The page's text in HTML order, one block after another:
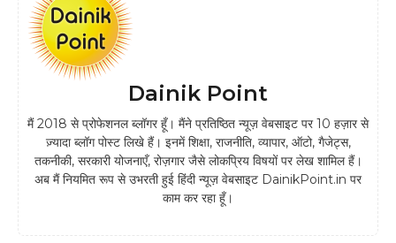
Dainik Point
मैं 2018 से प्रोफेशनल ब्लॉगर हूँ। मैंने प्रतिष्ठित न्यूज़ वेबसाइट पर 10 हज़ार से
ज़्यादा ब्लॉग पोस्ट लिखे हैं। इनमें शिक्षा, राजनीति, व्यापार, ऑटो, गैजेट्स,
तकनीकी, सरकारी योजनाएँ, रोज़गार जैसे लोकप्रिय विषयों पर लेख शामिल हैं।
अब मैं नियमित रूप से उभरती हुई हिंदी न्यूज़ वेबसाइट DainikPoint.in पर
काम कर रहा हूँ।